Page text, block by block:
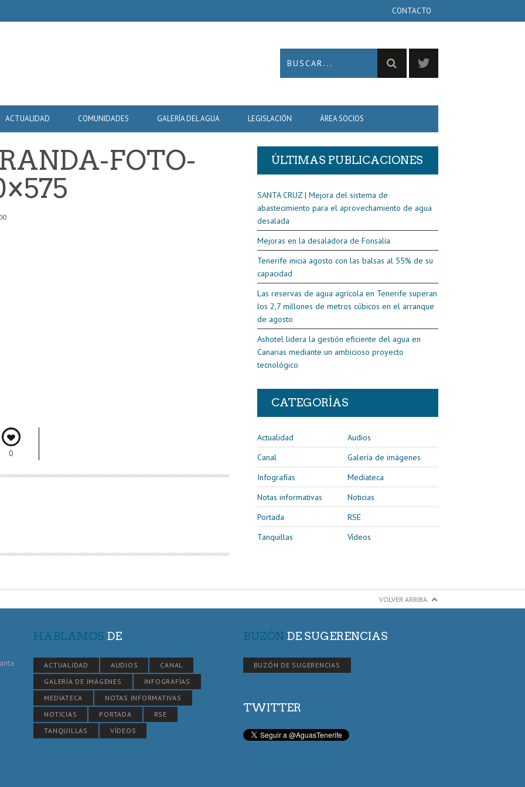
CONTACTO
ACTUALIDAD COMUNIDADES GALERÍA DEL AGUA LEGISLACIÓN ÁREA SOCIOS
FOTO-
0
ÚLTIMAS PUBLICACIONES
SANTA CRUZ | Mejora del sistema de
abastecimiento para el aprovechamiento de agua
desalada
Mejoras en la desaladora de Fonsalía
Tenerife inicia agosto con las balsas al 55% de su
capacidad
Las reservas de agua agrícola en Tenerife superan
los 2,7 millones de metros cúbicos en el arranque
de agosto
Ashotel lidera la gestión eficiente del agua en
Canarias mediante un ambicioso proyecto
tecnológico
CATEGORÍAS
Actualidad
Audios
Canal
Galería de imágenes
Infografías
Mediateca
Notas informativas
Noticias
Portada
RSE
Tanquillas
Vídeos
VOLVER ARRIBA
HABLAMOS DE
ACTUALIDAD AUDIOS
CANAL
GALERÍA DE IMÁGENES
INFOGRAFÍAS
MEDIATECA
NOTAS INFORMATIVAS
NOTICIAS
PORTADA
RSE
TANQUILLAS
VÍDEOS
BUZÓN DE SUGERENCIAS
BUZÓN DE SUGERENCIAS
TWITTER